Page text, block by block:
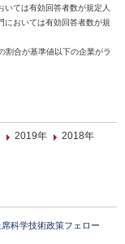
ては有効回答者数が規定人
においては有効回答者数が規
割合が基準値以下の企業がラ
2019年
2018年
科学技術政策フェロー